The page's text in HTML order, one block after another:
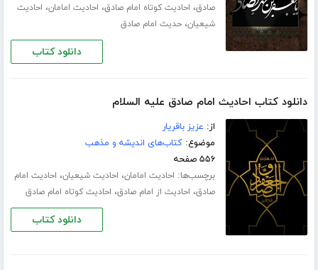
صادق، احادیث کوتاه امام صادق، احادیث امامان، احادیث
شیعیان،حدیث امام صادق
دانلود کتاب
دانلود کتاب احادیث امام صادق علیه السلام
از: عزیز باقریار
موضوع:کتاب‌های اندیشه و مذهب
۵۵۶ صفحه
برچسب‌ها: احادیث امامان، احادیث شیعیان، احادیث امام
صادق، احادیث از امام صادق، احادیث کوتاه امام صادق
دانلود کتاب